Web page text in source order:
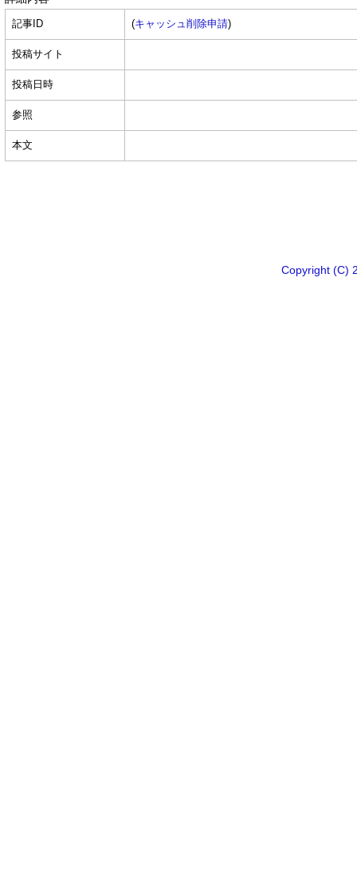
記事ID (キャッシュ削除申請)
投稿サイト
投稿日時
参照
本文
Copyright (C)